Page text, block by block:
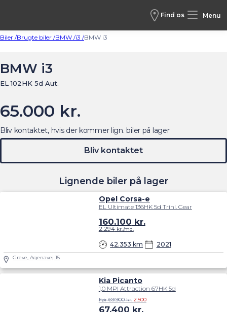
Find os Menu
Biler /Brugte biler /BMW /i3 /BMW i3
BMW i3
EL 102HK 5d Aut.
65.000 kr.
Lignende biler på lager
Opel Corsa-e
EL Ultimate 136HK 5d Trinl. Gear
42.353 km 2021
160.100 kr.
2.294kr./md.
Greve, Agenavej 15
Kia Picanto
1,0 MPI Attraction 67HK 5d
Før 69.900 kr. 2.500
67.400 kr.
Bliv kontaktet, hvis der kommer lign. biler på lager
Bliv kontaktet